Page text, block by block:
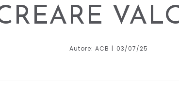
Autore: ACB 03/07/25